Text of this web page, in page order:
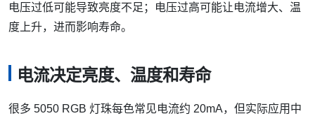
电压过低可能导致亮度不足；电压过高可能让电流增大、温
度上升，进而影响寿命。
电流决定亮度、温度和寿命
很多 5050 RGB 灯珠每色常见电流约 20mA，但实际应用中